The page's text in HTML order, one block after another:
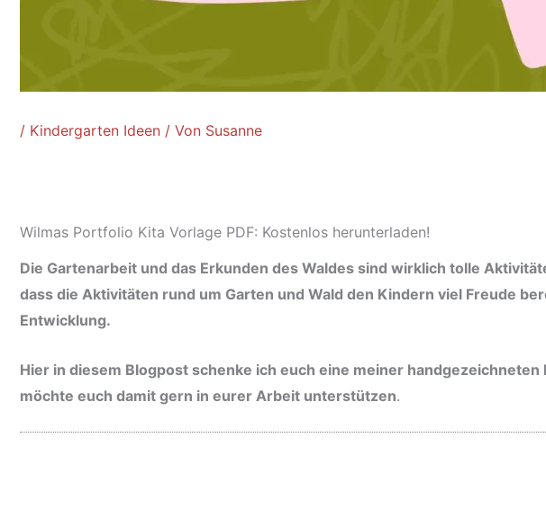
/ Kindergarten Ideen / Von Susanne
Wilmas Portfolio Kita Vorlage PDF: Kostenlos herunterladen!
Die Gartenarbeit und das Erkunden des Waldes sind wirklich tolle
dass die Aktivitäten rund um Garten und Wald den Kindern viel Freude
Entwicklung.
Hier in diesem Blogpost schenke ich euch eine meiner handgezeichneten
möchte euch damit gern in eurer Arbeit unterstützen.